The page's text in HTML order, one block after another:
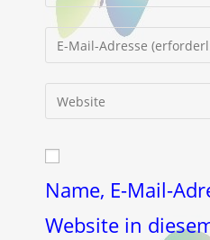
Namen
oder
Kommentieren
Gib
deine
E-
Mail-
zum
ein
deine
URL
ein
(optional)
Name, E-Mail-
Website in